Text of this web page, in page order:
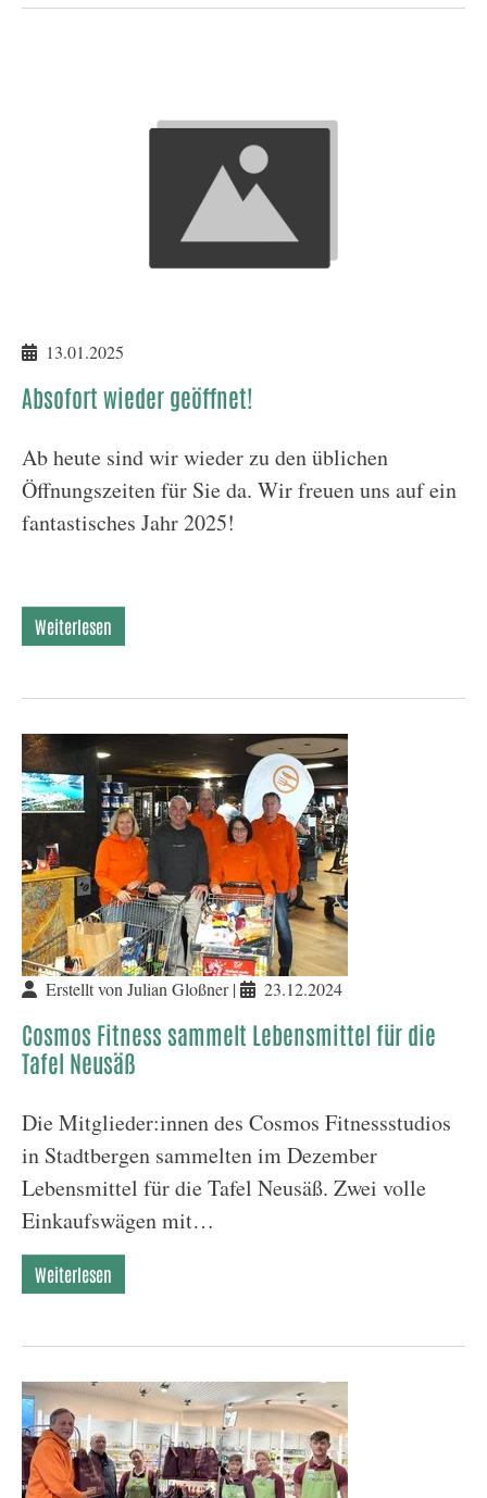
13.01.2025
Absofort wieder geöffnet!
Ab heute sind wir wieder zu den üblichen
Öffnungszeiten für Sie da. Wir freuen uns auf ein
fantastisches Jahr 2025!
Weiterlesen
Erstellt von Julian Gloßner | 23.12.2024
Cosmos Fitness sammelt Lebensmittel für die
Tafel Neusäß
Die Mitglieder:innen des Cosmos Fitnessstudios
in Stadtbergen sammelten im Dezember
Lebensmittel für die Tafel Neusäß. Zwei volle
Einkaufswägen mit…
Weiterlesen